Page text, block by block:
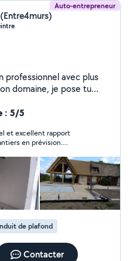
Auto-entrepreneur
professionnel avec plus
domaine, je pose tu
: 5/5
et excellent rapport
en prévision....
de plafond
Contacter